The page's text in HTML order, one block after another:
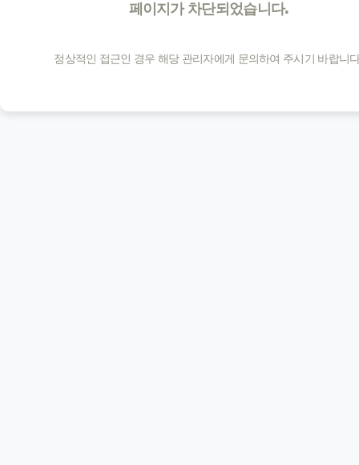
페이지가 차단되었습니다.
정상적인 접근인 경우 해당 관리자에게 문의하여 주시기 바랍니